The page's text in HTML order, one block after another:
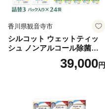
香川県観音寺市
シルコット ウェットティッ
シュ ノンアルコール除菌詰
替（43枚×3P）×24袋 日用品
おもちゃ 拭き取り 手拭き 外
39,000円